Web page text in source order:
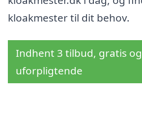
kloakmester til dit behov.
Indhent 3 tilbud, gratis og
uforpligtende